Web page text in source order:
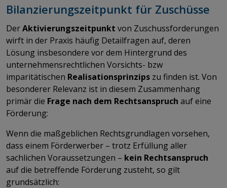
Bilanzierungszeitpunkt für Zuschüsse
DerAktivierungszeitpunkt von Zuschussforderungen
wirft in der Praxis häufig Detailfragen auf, deren
Lösung insbesondere vor dem Hintergrund des
unternehmensrechtlichen Vorsichts- bzw
imparitätischen Realisationsprinzips zu finden ist. Von
besonderer Relevanz ist in diesem Zusammenhang
primär die Frage nach dem Rechtsanspruch auf eine
Förderung:
Wenn die maßgeblichen Rechtsgrundlagen vorsehen,
dass einem Förderwerber – trotz Erfüllung aller
sachlichen Voraussetzungen – kein Rechtsanspruch
auf die betreffende Förderung zusteht, so gilt
grundsätzlich: